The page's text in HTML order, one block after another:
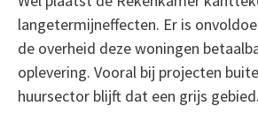
langetermijneffecten. Er is
de overheid deze woningen
oplevering. Vooral bij projecten
huursector blijft dat een grijs gebied.